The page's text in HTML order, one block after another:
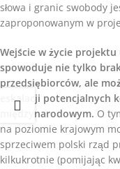
słowa i granic swobody
zaproponowanym w
Wejście w życie
spowoduje nie tylko
przedsiębiorców, ale
eskalacji
międzynarodowym. O
na poziomie krajowym
sprzeciwem polski rząd
kilkukrotnie (pomijając